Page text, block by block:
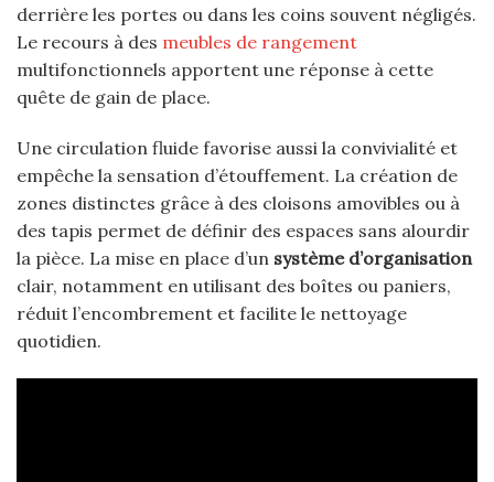
derrière les portes ou dans les coins souvent négligés.
Le recours à des meubles de rangement
multifonctionnels apportent une réponse à cette
quête de gain de place.
Une circulation fluide favorise aussi la convivialité et
empêche la sensation d’étouffement. La création de
zones distinctes grâce à des cloisons amovibles ou à
des tapis permet de définir des espaces sans alourdir
la pièce. La mise en place d’un système d’organisation
clair, notamment en utilisant des boîtes ou paniers,
réduit l’encombrement et facilite le nettoyage
quotidien.